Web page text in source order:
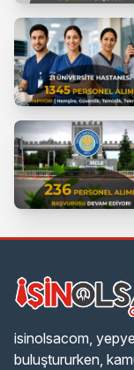
isinolsacom,
buluştururken,